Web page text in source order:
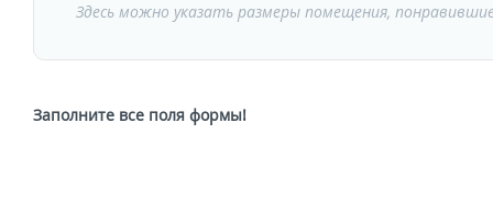
Здесь можно указать размеры помещения,
Заполните все поля формы!